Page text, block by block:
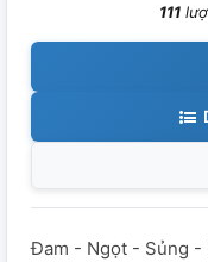
111
Đam - Ngọt - Sủng -